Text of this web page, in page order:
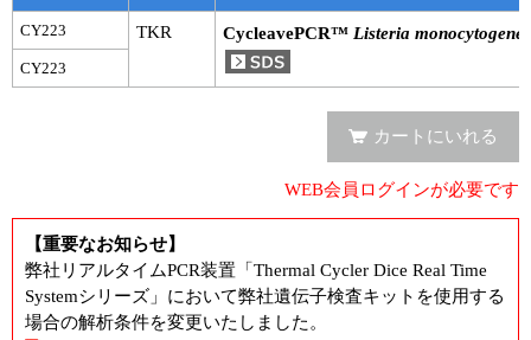
リアルタイムPCR実験ガイド
遺伝子検査ガイド（食品・水質・家畜他）
クローニング実験ガイド
細胞選択ガイド
CY223 TKR CycleavePCR™ Listeria monocytogenes
CY223
カートにいれる
WEB会員ログインが必要です
【重要なお知らせ】
弊社リアルタイムPCR装置「Thermal Cycler Dice Real Time
Systemシリーズ」において弊社遺伝子検査キットを使用する
場合の解析条件を変更いたしました。